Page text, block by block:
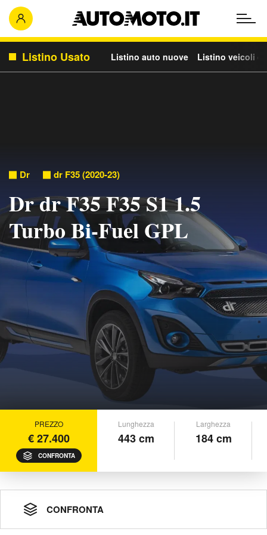
Listino Usato Listino auto nuove Listino veicoli
Dr dr F35 (2020-23)
Dr dr F35 F35 S1 1.5
Turbo Bi-Fuel GPL
PREZZO
€ 27.400
CONFRONTA
Lunghezza
443 cm
Larghezza
184 cm
CONFRONTA